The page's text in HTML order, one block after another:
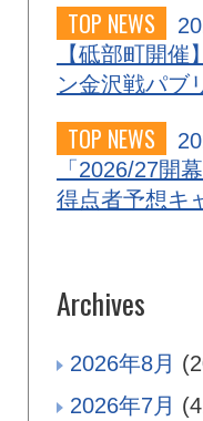
TOP NEWS
【砥部町開
ン金沢戦パブ
TOP NEWS
「2026/27開
得点者予想キ
Archives
2026年8月
2026年7月